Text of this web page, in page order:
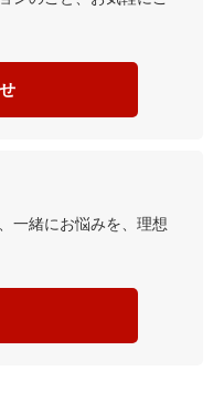
一緒にお悩みを、理想